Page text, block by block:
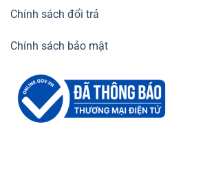
Chính sách đổi trả
Chính sách bảo mật